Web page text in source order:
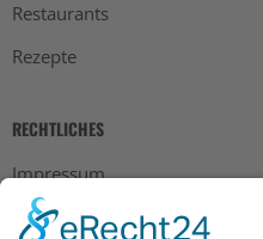
Restaurants
Rezepte
RECHTLICHES
Impressum
Datenschutz